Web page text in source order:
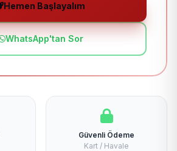
Hemen Başlayalım
WhatsApp'tan Sor
Güvenli Ödeme
Kart / Havale